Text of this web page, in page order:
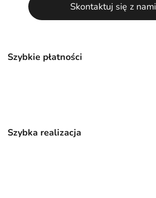
Szybkie płatności
Szybka realizacja
Skontaktuj się z nami